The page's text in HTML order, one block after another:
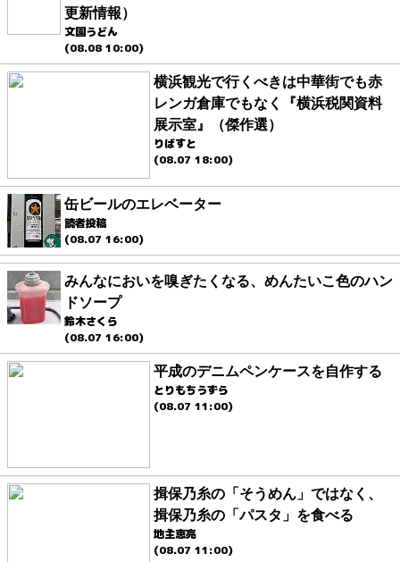
更新情報）
文園うどん
(08.08 10:00)
横浜観光で行くべきは中華街でも赤
レンガ倉庫でもなく『横浜税関資料
展示室』（傑作選）
りばすと
(08.07 18:00)
缶ビールのエレベーター
読者投稿
(08.07 16:00)
みんなにおいを嗅ぎたくなる、めんたいこ色のハン
ドソープ
鈴木さくら
(08.07 16:00)
平成のデニムペンケースを自作する
とりもちうずら
(08.07 11:00)
揖保乃糸の「そうめん」ではなく、
揖保乃糸の「パスタ」を食べる
地主恵亮
(08.07 11:00)